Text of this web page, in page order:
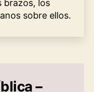
brazos, los
sobre ellos.
–